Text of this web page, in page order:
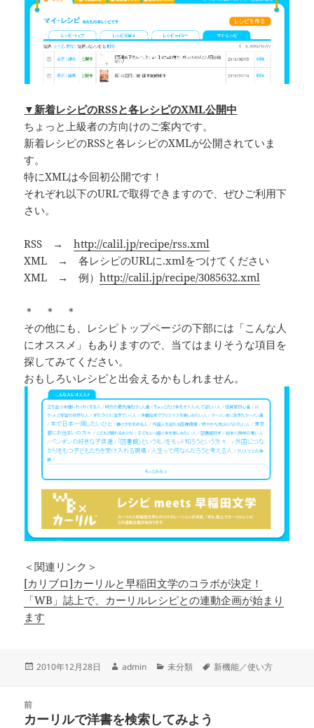
▼新着レシピのRSSと各レシピのXML公開中
ちょっと上級者の方向けのご案内です。
新着レシピのRSSと各レシピのXMLが公開されていま
す。
特にXMLは今回初公開です！
それぞれ以下のURLで取得できますので、ぜひご利用下
さい。
RSS →http://calil.jp/recipe/rss.xml
XML → 各レシピのURLに.xmlをつけてください
XML → 例）http://calil.jp/recipe/3085632.xml
＊ ＊ ＊
その他にも、レシピトップページの下部には「こんな人
にオススメ」もありますので、当てはまりそうな項目を
探してみてください。
おもしろいレシピと出会えるかもしれません。
＜関連リンク＞
[カリブロ]カーリルと早稲田文学のコラボが決定！
「WB」誌上で、カーリルレシピとの連動企画が始まり
ます
投
2010年12月28日
作
admin
カ
ー
未分類
タ
新機能／使い方
前
前
カーリルで洋書を検索してみよう